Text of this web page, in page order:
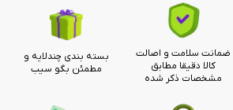
ضمانت سلامت و اصالت
کالا دقیقا مطابق
مشخصات ذکر شده
بسته بندی چندلایه و
مطمئن بگو سیب